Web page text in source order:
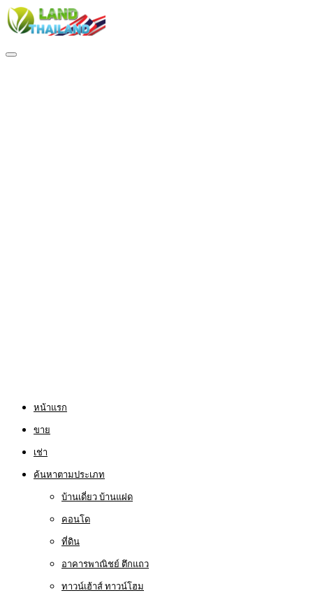
หน้าแรก
ขาย
เช่า
ค้นหาตามประเภท
บ้านเดี่ยว บ้านแฝด
คอนโด
ที่ดิน
อาคารพาณิชย์ ตึกแถว
ทาวน์เฮ้าส์ ทาวน์โฮม